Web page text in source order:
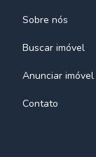
Sobre nós
Buscar imóvel
Anunciar imóvel
Contato